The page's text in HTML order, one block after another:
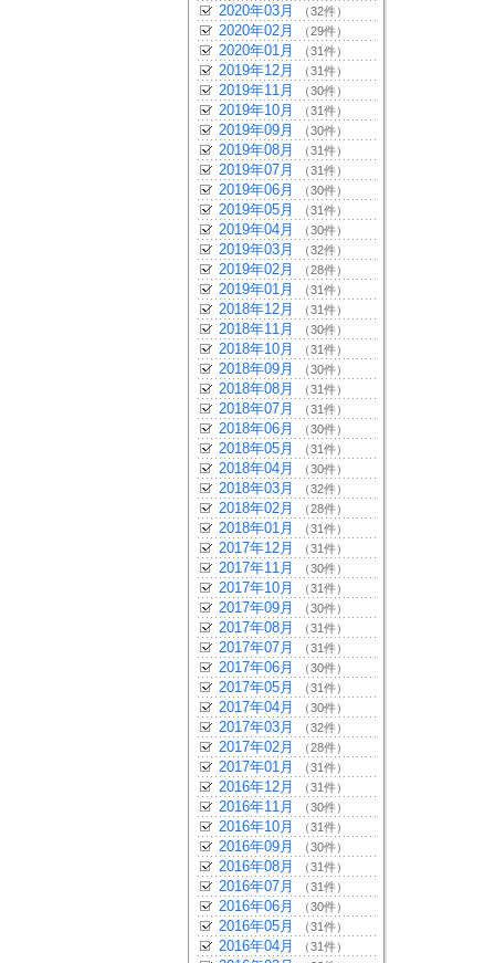
2020年03月 （32件）
2020年02月 （29件）
2020年01月 （31件）
2019年12月 （31件）
2019年11月 （30件）
2019年10月 （31件）
2019年09月 （30件）
2019年08月 （31件）
2019年07月 （31件）
2019年06月 （30件）
2019年05月 （31件）
2019年04月 （30件）
2019年03月 （32件）
2019年02月 （28件）
2019年01月 （31件）
2018年12月 （31件）
2018年11月 （30件）
2018年10月 （31件）
2018年09月 （30件）
2018年08月 （31件）
2018年07月 （31件）
2018年06月 （30件）
2018年05月 （31件）
2018年04月 （30件）
2018年03月 （32件）
2018年02月 （28件）
2018年01月 （31件）
2017年12月 （31件）
2017年11月 （30件）
2017年10月 （31件）
2017年09月 （30件）
2017年08月 （31件）
2017年07月 （31件）
2017年06月 （30件）
2017年05月 （31件）
2017年04月 （30件）
2017年03月 （32件）
2017年02月 （28件）
2017年01月 （31件）
2016年12月 （31件）
2016年11月 （30件）
2016年10月 （31件）
2016年09月 （30件）
2016年08月 （31件）
2016年07月 （31件）
2016年06月 （30件）
2016年05月 （31件）
2016年04月 （31件）